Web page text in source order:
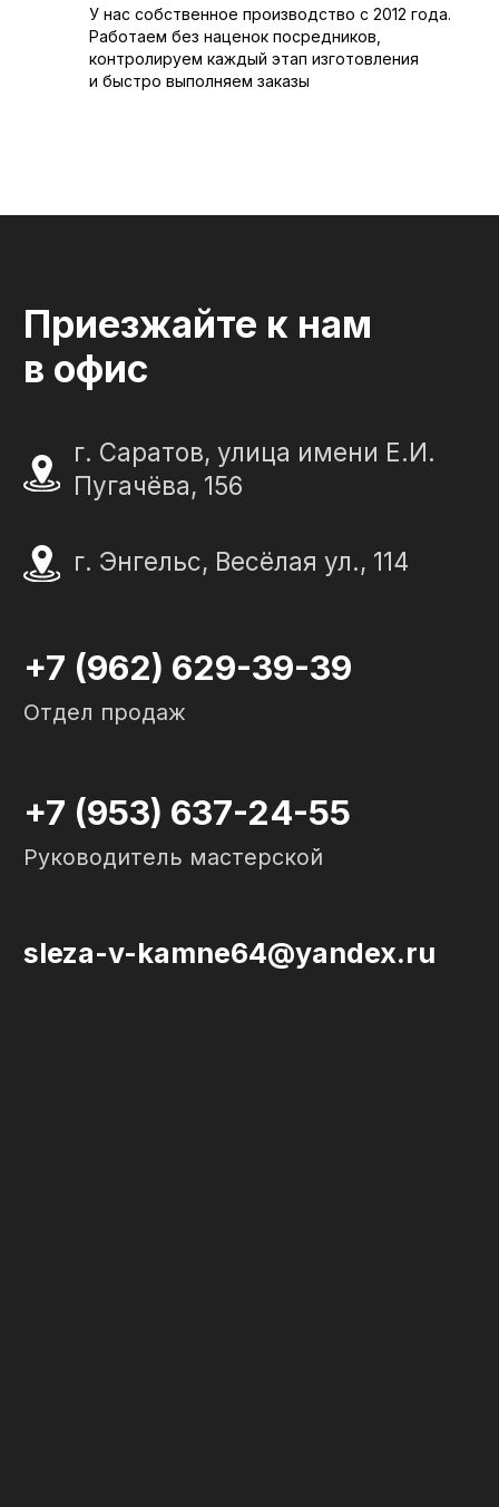
У нас собственное производство с 2012 года.
Работаем без наценок посредников,
контролируем каждый этап изготовления
и быстро выполняем заказы
ПАМЯТНИКИ
Двойные
Элитные
Военному
© 2012-2024 гранитная мастерская
"Слеза в камне"
СЛЕЗА В
ИНФОРМАЦИЯ
320645100001950
644910038492
Политика конфиденциальности
Доставка и
установка